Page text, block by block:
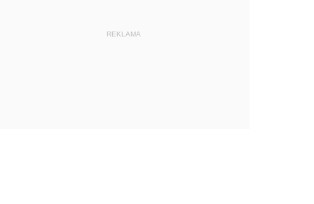
REKLAMA